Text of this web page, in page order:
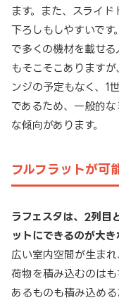
ます。また、スライ
下ろしもしやすいで
で多くの機材を載せ
もそこそこあります
ンジの予定もなく、1
であるため、一般的
な傾向があります。
フルフラットが可
ラフェスタは、2列目
ットにできるのが大
広い室内空間が生ま
荷物を積み込むのは
あるものも積み込め